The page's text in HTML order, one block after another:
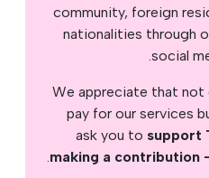
community, foreign
nationalities through
social
We appreciate that
pay for our services
ask you to support
making a contribution
.